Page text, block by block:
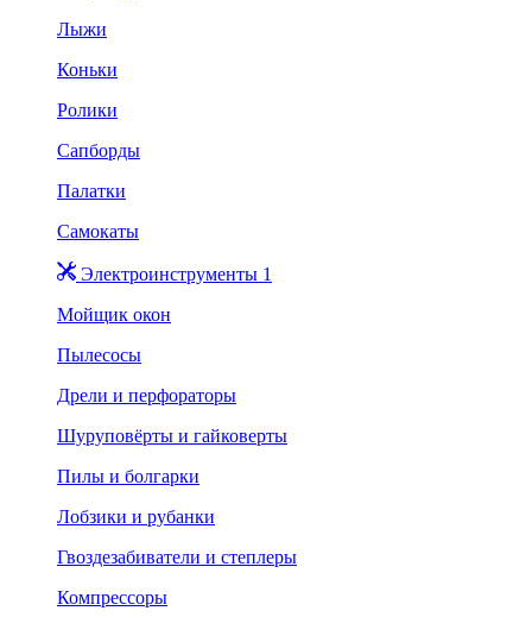
Лыжи
Коньки
Ролики
Сапборды
Палатки
Самокаты
Электроинструменты 1
Мойщик окон
Пылесосы
Дрели и перфораторы
Шуруповёрты и гайковерты
Пилы и болгарки
Лобзики и рубанки
Гвоздезабиватели и степлеры
Компрессоры